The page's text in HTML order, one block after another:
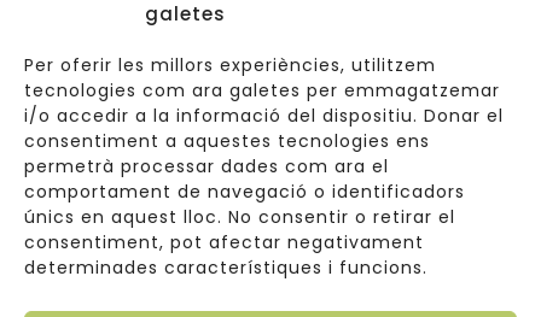
galetes
Per oferir les millors experiències, utilitzem
tecnologies com ara galetes per emmagatzemar
i/o accedir a la informació del dispositiu. Donar el
consentiment a aquestes tecnologies ens
permetrà processar dades com ara el
comportament de navegació o identificadors
únics en aquest lloc. No consentir o retirar el
consentiment, pot afectar negativament
determinades característiques i funcions.
Carrer de Valldoreix 45, 08172 Sant Cugat del Vallès
933 157 807 | 691967537
info@cuinetes.shop